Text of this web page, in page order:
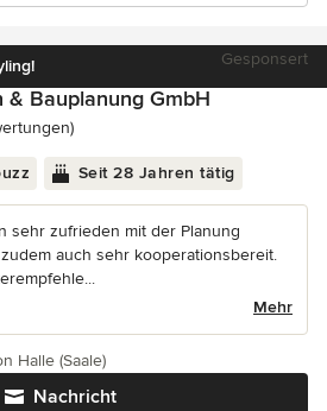
Gesponsert
& Bauplanung GmbH
5 von 5 Sternen
Seit 28 Jahren tätig
sehr zufrieden mit der Planung
auch sehr kooperationsbereit.
Mehr
Nachricht
Halle (Saale)